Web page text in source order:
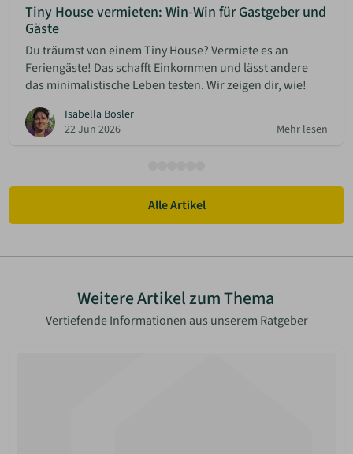
Tiny House vermieten: Win-Win für Gastgeber und
Gäste
Du träumst von einem Tiny House? Vermiete es an
Feriengäste! Das schafft Einkommen und lässt andere
das minimalistische Leben testen. Wir zeigen dir, wie!
Isabella Bosler
22 Jun 2026
Mehr lesen
Alle Artikel
Weitere Artikel zum Thema
Vertiefende Informationen aus unserem Ratgeber